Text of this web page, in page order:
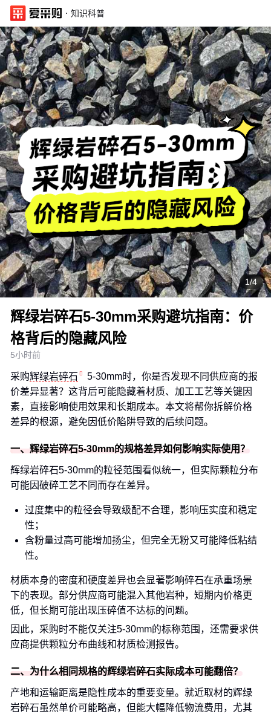
· 知识科普
1/4
辉绿岩碎石5-30mm采购避坑指南：价
格背后的隐藏风险
5小时前
采购辉绿岩碎石
5-30mm时，你是否发现不同供应商的报
价差异显著？这背后可能隐藏着材质、加工工艺等关键因
素，直接影响使用效果和长期成本。本文将帮你拆解价格
差异的根源，避免因低价陷阱导致的后续问题。
一、辉绿岩碎石5-30mm的规格差异如何影响实际使用？
辉绿岩碎石5-30mm的粒径范围看似统一，但实际颗粒分布
可能因破碎工艺不同而存在差异。
过度集中的粒径会导致级配不合理，影响压实度和稳定
性；
含粉量过高可能增加扬尘，但完全无粉又可能降低粘结
性。
材质本身的密度和硬度差异也会显著影响碎石在承重场景
下的表现。部分供应商可能混入其他岩种，短期内价格更
低，但长期可能出现压碎值不达标的问题。
因此，采购时不能仅关注5-30mm的标称范围，还需要求供
应商提供颗粒分布曲线和材质检测报告。
二、为什么相同规格的辉绿岩碎石实际成本可能翻倍？
产地和运输距离是隐性成本的重要变量。就近取材的辉绿
岩碎石虽然单价可能略高，但能大幅降低物流费用，尤其